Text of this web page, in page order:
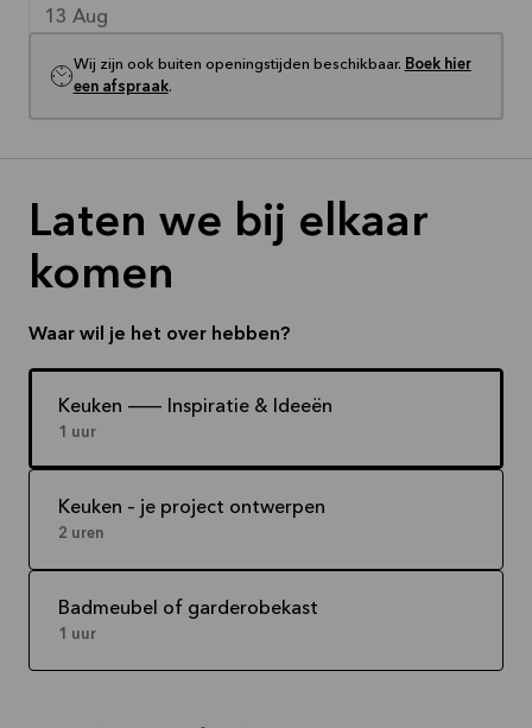
13 Aug
Wij zijn ook buiten openingstijden beschikbaar. Boek hier
een afspraak.
Laten we bij elkaar
komen
Waar wil je het over hebben?
Keuken -- Inspiratie & Ideeën
1 uur
Keuken – je project ontwerpen
2 uren
Badmeubel of garderobekast
1 uur